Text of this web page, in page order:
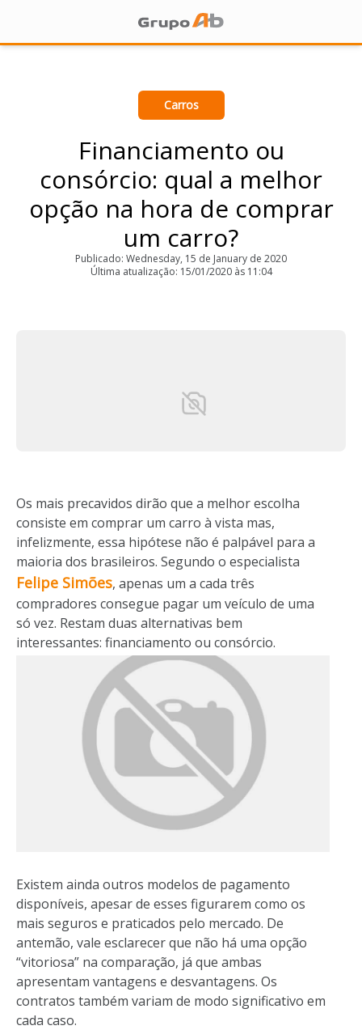
Carros
Financiamento ou
consórcio: qual a melhor
opção na hora de comprar
um carro?
Publicado: Wednesday, 15 de January de 2020
Última atualização: 15/01/2020 às 11:04
Os mais precavidos dirão que a melhor escolha
consiste em comprar um carro à vista mas,
infelizmente, essa hipótese não é palpável para a
maioria dos brasileiros. Segundo o especialista
Felipe Simões, apenas um a cada três
compradores consegue pagar um veículo de uma
só vez. Restam duas alternativas bem
interessantes: financiamento ou consórcio.
Existem ainda outros modelos de pagamento
disponíveis, apesar de esses figurarem como os
mais seguros e praticados pelo mercado. De
antemão, vale esclarecer que não há uma opção
“vitoriosa” na comparação, já que ambas
apresentam vantagens e desvantagens. Os
contratos também variam de modo significativo em
cada caso.